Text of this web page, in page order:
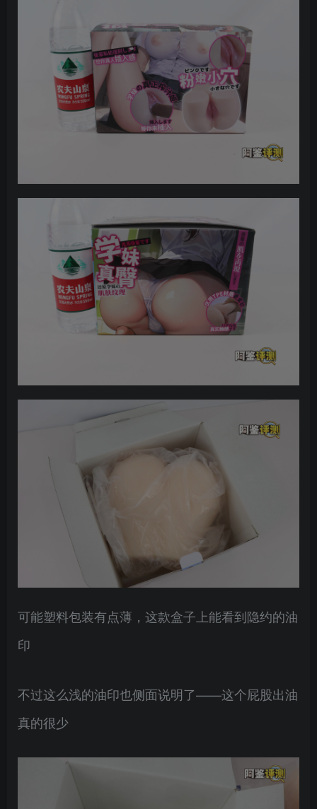
可能塑料包装有点薄，这款盒子上能看到隐约的油
印
不过这么浅的油印也侧面说明了——这个屁股出油
真的很少